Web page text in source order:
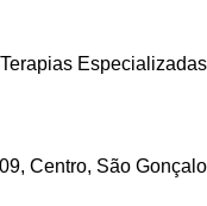
Centro, São